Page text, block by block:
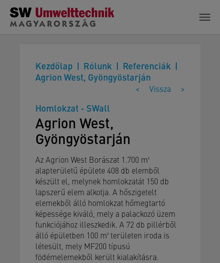
Skip to main content
Kezdőlap Rólunk
Referenciák
Agrion West, Gyöngyöstarján
< Vissza >
Homlokzat - SWall
Agrion West,
Gyöngyöstarján
Az Agrion West Borászat 1.700 m²
alapterületű épülete 408 db elemből
készült el, melynek homlokzatát 150 db
lapszerű elem alkotja. A hőszigetelt
elemekből álló homlokzat hőmegtartó
képessége kiváló, mely a palackozó üzem
funkciójához illeszkedik. A 72 db pillérből
álló épületben 100 m² területen iroda is
létesült, mely MF200 típusú
födémelemekből került kialakításra.